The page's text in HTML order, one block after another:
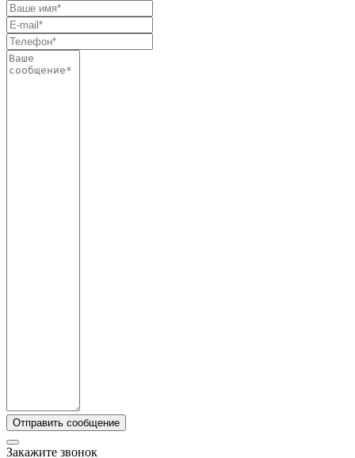
Закажите звонок